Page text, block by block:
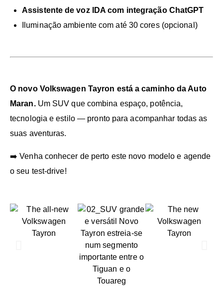
Assistente de voz IDA com integração ChatGPT
Iluminação ambiente com até 30 cores (opcional)
O novo Volkswagen Tayron está a caminho da Auto
Maran.Um SUV que combina espaço, potência,
tecnologia e estilo — pronto para acompanhar todas as
suas aventuras.
➡️ Venha conhecer de perto este novo modelo e agende
o seu test-drive!